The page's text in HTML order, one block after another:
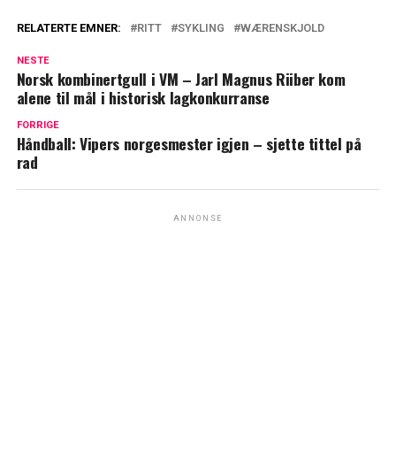
RELATERTE EMNER: RITT SYKLING WÆRENSKJOLD
NESTE
Norsk kombinertgull i VM – Jarl Magnus Riiber kom
alene til mål i historisk lagkonkurranse
FORRIGE
Håndball: Vipers norgesmester igjen – sjette tittel på
rad
ANNONSE